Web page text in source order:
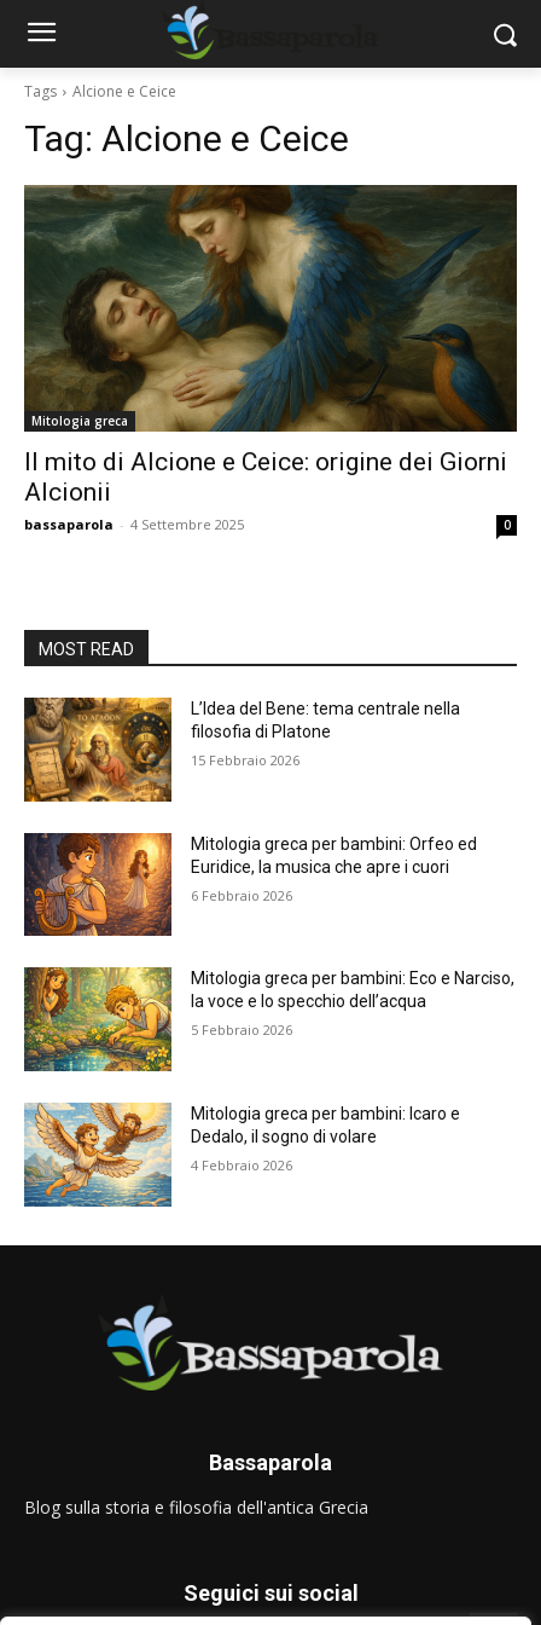
Tags Alcione e Ceice
Tag: Alcione e Ceice
Mitologia greca
Il mito di Alcione e Ceice: origine dei Giorni
Alcionii
bassaparola - 4 Settembre 2025 0
MOST READ
L’Idea del Bene: tema centrale nella
filosofia di Platone
15 Febbraio 2026
Mitologia greca per bambini: Orfeo ed
Euridice, la musica che apre i cuori
6 Febbraio 2026
Mitologia greca per bambini: Eco e Narciso,
la voce e lo specchio dell’acqua
5 Febbraio 2026
Mitologia greca per bambini: Icaro e
Dedalo, il sogno di volare
4 Febbraio 2026
Bassaparola
Blog sulla storia e filosofia dell'antica Grecia
Seguici sui social